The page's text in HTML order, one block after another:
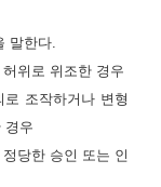
말한다.
위로 위조한 경우
조작하거나 변형
경우
당한 승인 또는 인